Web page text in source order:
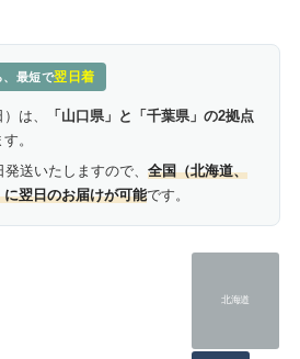
、最短で翌日着
は、
「山口県」と「千葉県」の2拠点
。
発送いたしますので、全国（北海道、
翌日のお届けが可能です。
北海道